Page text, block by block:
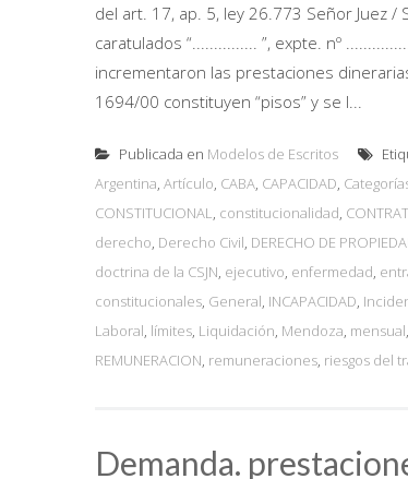
del art. 17, ap. 5, ley 26.773 Señor Juez /
caratulados “............... ”, expte. nº
incrementaron las prestaciones
1694/00 constituyen “pisos” y se l...
Publicada en Modelos de Escritos
Argentina, Artículo, CABA, CAPACIDAD,
CONSTITUCIONAL, constitucionalidad,
derecho, Derecho Civil, DERECHO DE
doctrina de la CSJN, ejecutivo, enfermedad,
constitucionales, General, INCAPACIDAD,
Laboral, límites, Liquidación, Mendoza, mensual,
REMUNERACION, remuneraciones, riesgos del
Demanda.